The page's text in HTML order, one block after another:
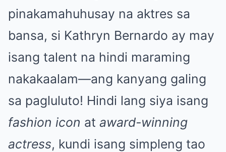
pinakamahuhusay na aktres sa
bansa, si Kathryn Bernardo ay may
isang talent na hindi maraming
nakakaalam—ang kanyang galing
sa pagluluto! Hindi lang siya isang
fashion icon at award-winning
actress, kundi isang simpleng tao